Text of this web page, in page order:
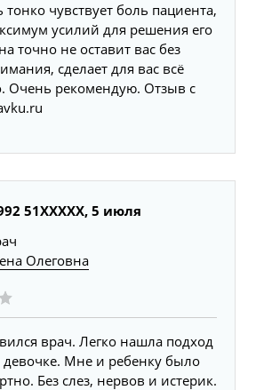
чувствует боль пациента,
усилий для решения его
точно не оставит вас без
сделает для вас всё
Очень рекомендую. Отзыв с
51XXXXX, 5 июля
Олеговна
врач. Легко нашла подход
девочке. Мне и ребенку было
Без слез, нервов и истерик.